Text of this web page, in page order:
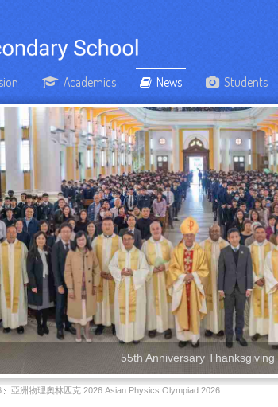
Academics News Students
55th Anniversary Thanksgiving
亞洲物理奧林匹克 2026 Asian Physics Olympiad 2026